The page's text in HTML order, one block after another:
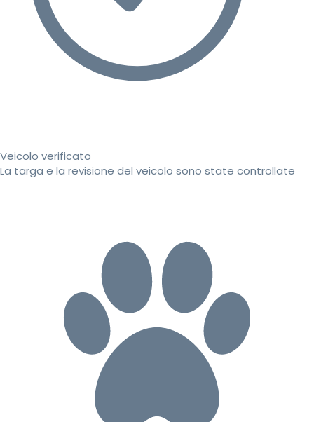
Veicolo verificato
La targa e la revisione del veicolo sono state controllate